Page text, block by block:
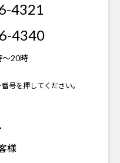
4321
4340
～20時
号を押してください。
様